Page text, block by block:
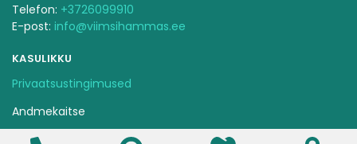
Telefon: +3726099910
E-post: info@viimsihammas.ee
KASULIKKU
Privaatsustingimused
Andmekaitse
Ravijärjekorra pidamise kord